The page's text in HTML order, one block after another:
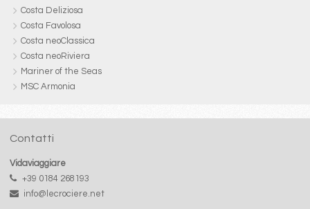
Costa Deliziosa
Costa Favolosa
Costa neoClassica
Costa neoRiviera
Mariner of the Seas
MSC Armonia
Contatti
Vidaviaggiare
+39 0184 268193
info@lecrociere.net